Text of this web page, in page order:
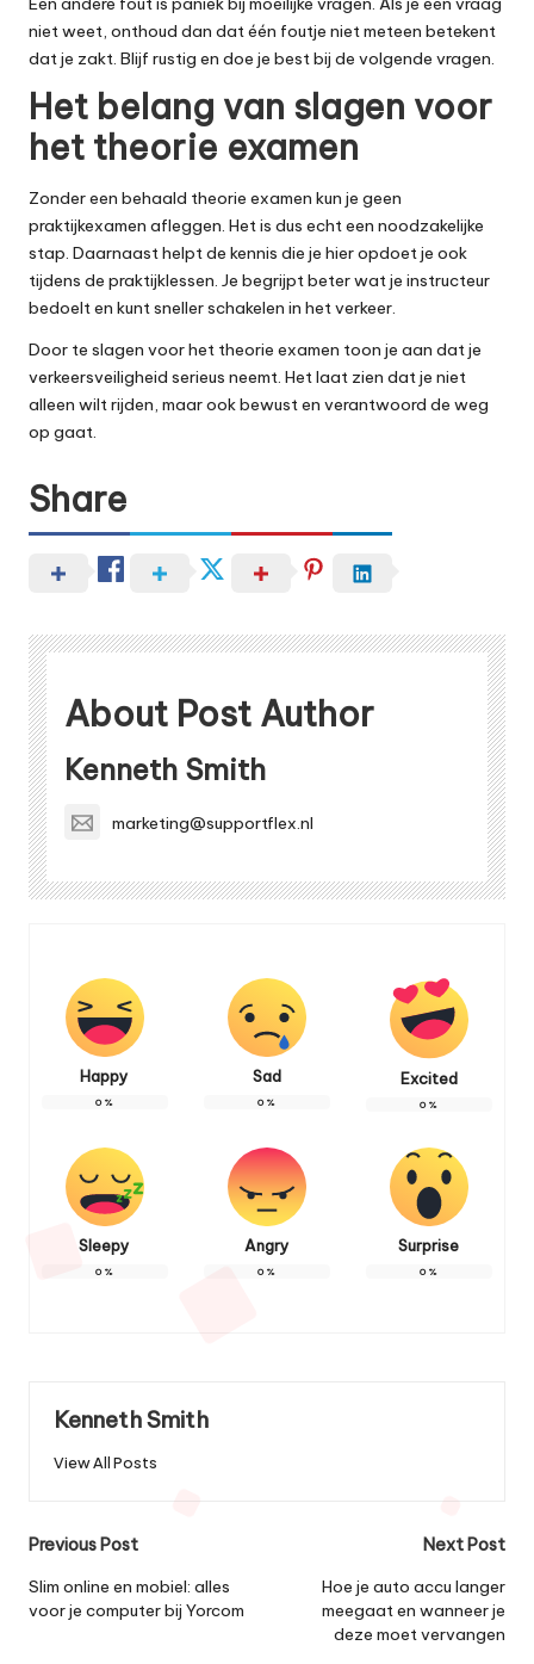
niet weet, onthoud dan dat één foutje niet meteen betekent
dat je zakt. Blijf rustig en doe je best bij de volgende vragen.
Het belang van slagen voor
het theorie examen
Zonder een behaald theorie examen kun je geen
praktijkexamen afleggen. Het is dus echt een noodzakelijke
stap. Daarnaast helpt de kennis die je hier opdoet je ook
tijdens de praktijklessen. Je begrijpt beter wat je instructeur
bedoelt en kunt sneller schakelen in het verkeer.
Door te slagen voor het theorie examen toon je aan dat je
verkeersveiligheid serieus neemt. Het laat zien dat je niet
alleen wilt rijden, maar ook bewust en verantwoord de weg
op gaat.
Share
About Post Author
Kenneth Smith
marketing@supportflex.nl
Happy
0%
Sad
0%
Excited
0%
Sleepy
0%
Angry
0%
Surprise
0%
Kenneth Smith
View All Posts
Post
navigation
Previous Post
Slim online en mobiel: alles
voor je computer bij Yorcom
Next Post
Hoe je auto accu langer
meegaat en wanneer je
deze moet vervangen